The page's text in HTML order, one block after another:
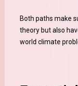
Both paths make
theory but also
world climate